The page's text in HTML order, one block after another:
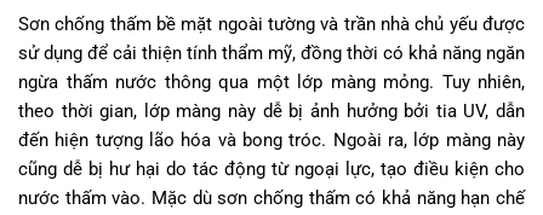
Sơn chống thấm bề mặt ngoài tường và trần nhà chủ yếu được
sử dụng để cải thiện tính thẩm mỹ, đồng thời có khả năng ngăn
ngừa thấm nước thông qua một lớp màng mỏng. Tuy nhiên,
theo thời gian, lớp màng này dễ bị ảnh hưởng bởi tia UV, dẫn
đến hiện tượng lão hóa và bong tróc. Ngoài ra, lớp màng này
cũng dễ bị hư hại do tác động từ ngoại lực, tạo điều kiện cho
nước thấm vào. Mặc dù sơn chống thấm có khả năng hạn chế